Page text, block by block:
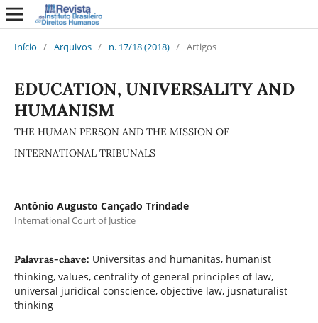
Início / Arquivos / n. 17/18 (2018) / Artigos
EDUCATION, UNIVERSALITY AND
HUMANISM
THE HUMAN PERSON AND THE MISSION OF
INTERNATIONAL TRIBUNALS
Antônio Augusto Cançado Trindade
International Court of Justice
Palavras-chave: Universitas and humanitas, humanist
thinking, values, centrality of general principles of law,
universal juridical conscience, objective law, jusnaturalist
thinking